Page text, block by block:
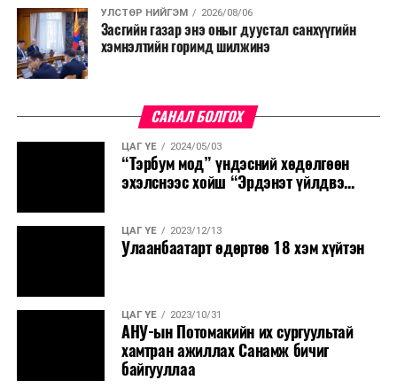
УЛСТӨР НИЙГЭМ 2026/08/06
Засгийн газар энэ оныг дуустал санхүүгийн
хэмнэлтийн горимд шилжинэ
САНАЛ БОЛГОХ
ЦАГ ҮЕ 2024/05/03
“Тэрбум мод” үндэсний хөдөлгөөн
эхэлснээс хойш “Эрдэнэт үйлдвэ...
ЦАГ ҮЕ 2023/12/13
Улаанбаатарт өдөртөө 18 хэм хүйтэн
ЦАГ ҮЕ 2023/10/31
АНУ-ын Потомакийн их сургуультай
хамтран ажиллах Санамж бичиг
байгууллаа